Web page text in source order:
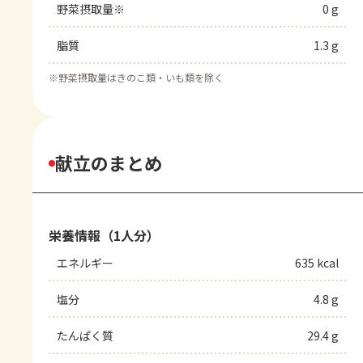
野菜摂取量※ 0 g
脂質 1.3 g
※野菜摂取量はきのこ類・いも類を除く
献立のまとめ
栄養情報（1人分）
エネルギー 635 kcal
塩分 4.8 g
たんぱく質 29.4 g